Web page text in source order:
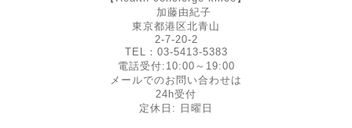
加藤由紀子
東京都港区北青山
2-7-20-2
TEL：03-5413-5383
電話受付:10:00～19:00
メールでのお問い合わせは
24h受付
定休日: 日曜日